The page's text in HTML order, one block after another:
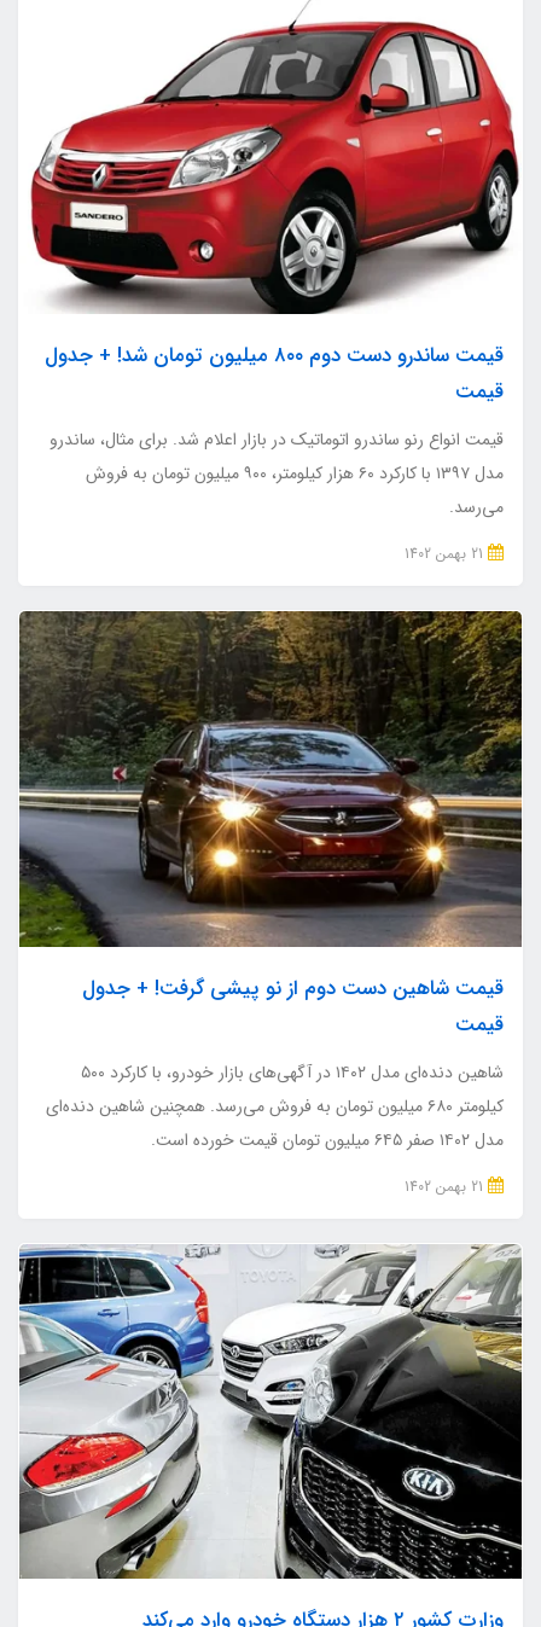
قیمت ساندرو دست دوم ۸۰۰ میلیون تومان شد! + جدول
قیمت
قیمت انواع رنو ساندرو اتوماتیک در بازار اعلام شد. برای مثال، ساندرو
مدل ۱۳۹۷ با کارکرد ۶۰ هزار کیلومتر، ۹۰۰ میلیون تومان به فروش
می‌رسد.
قیمت شاهین دست دوم از نو پیشی گرفت! + جدول
قیمت
شاهین دنده‌ای مدل ۱۴۰۲ در آگهی‌های بازار خودرو، با کارکرد ۵۰۰
کیلومتر ۶۸۰ میلیون تومان به فروش می‌رسد. همچنین شاهین دنده‌ای
مدل ۱۴۰۲ صفر ۶۴۵ میلیون تومان قیمت خورده است.
وزارت کشور ۲ هزار دستگاه خودرو وارد می‌کند